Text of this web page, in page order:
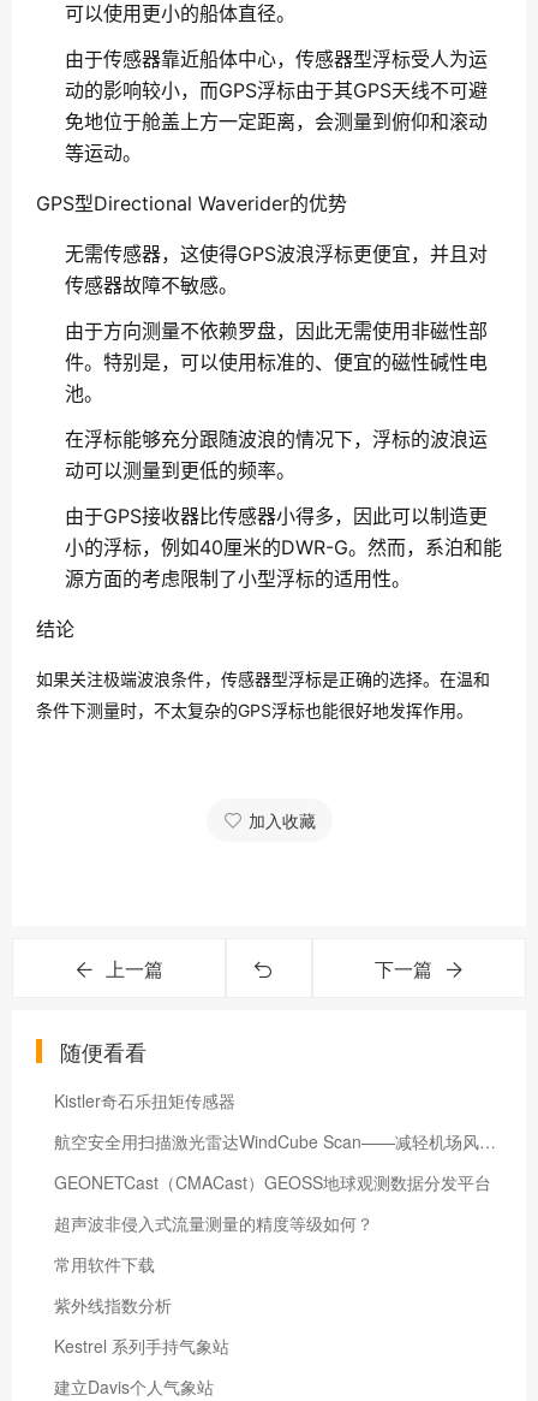
可以使用更小的船体直径。
由于传感器靠近船体中心，传感器型浮标受人为运
动的影响较小，而GPS浮标由于其GPS天线不可避
免地位于舱盖上方一定距离，会测量到俯仰和滚动
等运动。
GPS型Directional Waverider的优势
无需传感器，这使得GPS波浪浮标更便宜，并且对
传感器故障不敏感。
由于方向测量不依赖罗盘，因此无需使用非磁性部
件。特别是，可以使用标准的、便宜的磁性碱性电
池。
在浮标能够充分跟随波浪的情况下，浮标的波浪运
动可以测量到更低的频率。
由于GPS接收器比传感器小得多，因此可以制造更
小的浮标，例如40厘米的DWR-G。然而，系泊和能
源方面的考虑限制了小型浮标的适用性。
结论
如果关注极端波浪条件，传感器型浮标是正确的选择。在温和
条件下测量时，不太复杂的GPS浮标也能很好地发挥作用。
加入收藏
上一篇 下一篇
随便看看
Kistler奇石乐扭矩传感器
航空安全用扫描激光雷达WindCube Scan——减轻机场风灾害的最佳解决方案
GEONETCast（CMACast）GEOSS地球观测数据分发平台
超声波非侵入式流量测量的精度等级如何？
常用软件下载
紫外线指数分析
Kestrel 系列手持气象站
建立Davis个人气象站